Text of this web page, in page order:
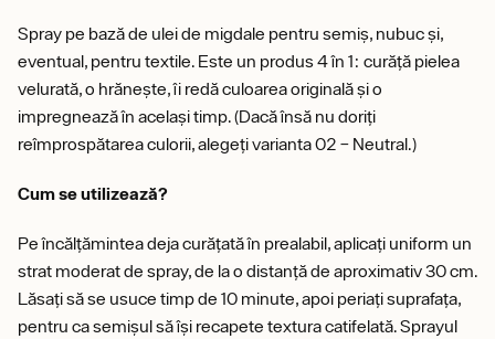
Spray pe bază de ulei de migdale pentru semiș, nubuc și,
eventual, pentru textile. Este un produs 4 în 1: curăță pielea
velurată, o hrănește, îi redă culoarea originală și o
impregnează în același timp. (Dacă însă nu doriți
reîmprospătarea culorii, alegeți varianta 02 – Neutral.)
Cum se utilizează?
Pe încălțămintea deja curățată în prealabil, aplicați uniform un
strat moderat de spray, de la o distanță de aproximativ 30 cm.
Lăsați să se usuce timp de 10 minute, apoi periați suprafața,
pentru ca semișul să își recapete textura catifelată. Sprayul